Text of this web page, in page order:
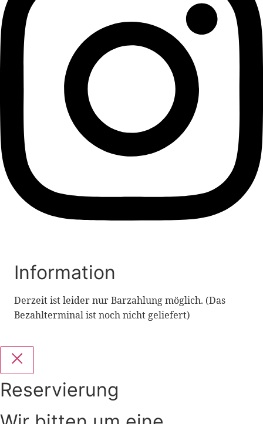
Information
Derzeit ist leider nur Barzahlung möglich. (Das
Bezahlterminal ist noch nicht geliefert)
Reservierung